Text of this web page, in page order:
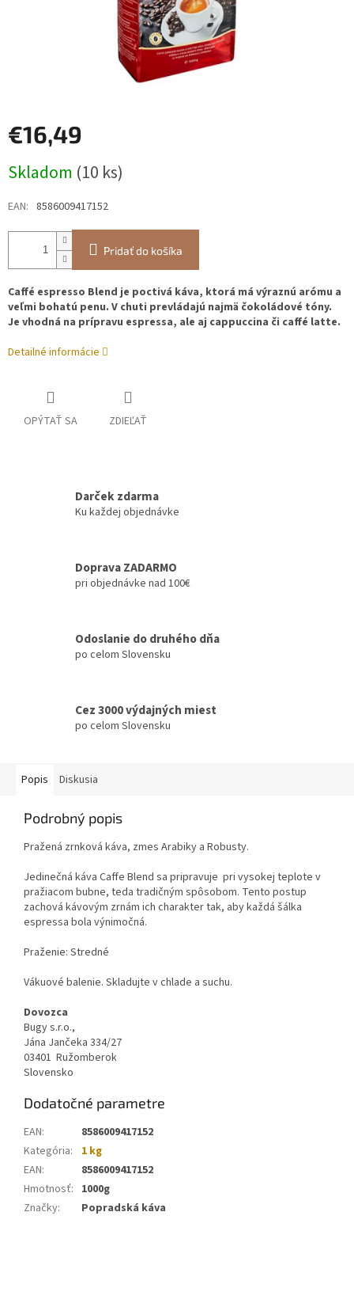
€16,49
cena:
Skladom (10 ks)
EAN: 8586009417152
Pridať do košíka
Caffé espresso Blend je poctivá káva, ktorá má výraznú arómu a
veľmi bohatú penu. V chuti prevládajú najmä čokoládové tóny.
Je vhodná na prípravu espressa, ale aj cappuccina či caffé latte.
Detailné informácie
OPÝTAŤ SA ZDIEĽAŤ
Darček zdarma
Ku každej objednávke
Doprava ZADARMO
pri objednávke nad 100€
Odoslanie do druhého dňa
po celom Slovensku
Cez 3000 výdajných miest
po celom Slovensku
Popis Diskusia
Podrobný popis
Pražená zrnková káva, zmes Arabiky a Robusty.
Jedinečná káva Caffe Blend sa pripravuje pri vysokej teplote v
pražiacom bubne, teda tradičným spôsobom. Tento postup
zachová kávovým zrnám ich charakter tak, aby každá šálka
espressa bola výnimočná.
Praženie: Stredné
Vákuové balenie. Skladujte v chlade a suchu.
Dovozca
Bugy s.r.o.,
Jána Jančeka 334/27
03401 Ružomberok
Slovensko
Dodatočné parametre
EAN:
8586009417152
Kategória:
1 kg
EAN:
8586009417152
Hmotnosť: 1000g
Značky: Popradská káva